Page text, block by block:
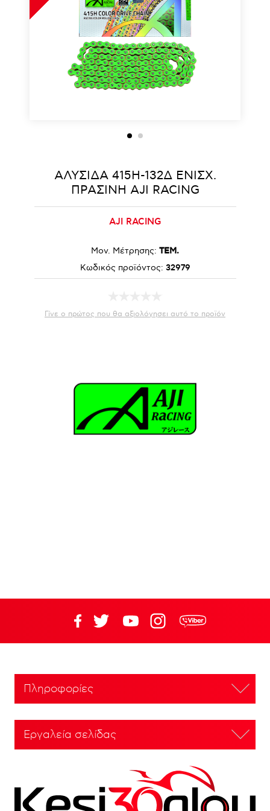
ΑΛΥΣΙΔΑ 415H-132Δ ΕΝΙΣΧ.
ΠΡΑΣΙΝΗ AJI RACING
AJI RACING
Μον. Μέτρησης: ΤΕΜ.
Κωδικός προϊόντος: 32979
Γίνε ο πρώτος που θα αξιολόγησει αυτό το προϊόν
Πληροφορίες
Εργαλεία σελίδας